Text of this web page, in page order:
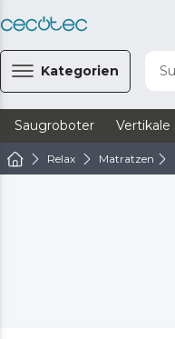
Kategorien
Saugroboter Vertikale
Relax Matratzen